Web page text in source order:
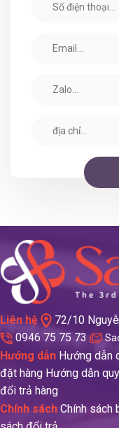
Liên hệ
72/10
0946 75 75 73
Hướng dẫn Hướng dẫn
đặt hàng Hướng dẫn
đổi trả hàng
Chính sách Chính sách